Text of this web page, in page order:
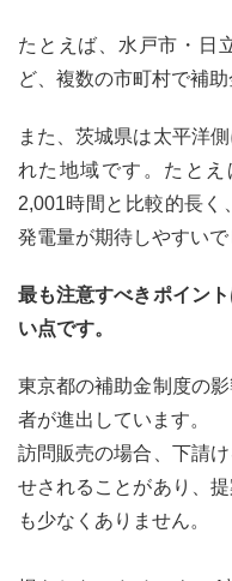
たとえば、水戸市・日
ど、複数の市町村で補
また、茨城県は太平洋
れた地域です。たと
2,001時間と比較的長く
発電量が期待しやすいで
最も注意すべきポイン
い点です。
東京都の補助金制度の
者が進出しています。
訪問販売の場合、下請
せされることがあり、
も少なくありません。